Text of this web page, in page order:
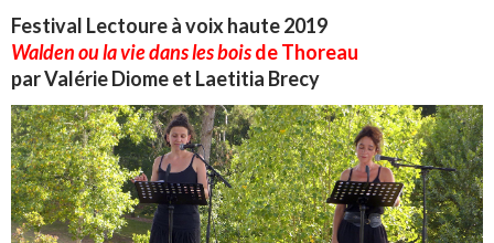
Festival Lectoure à voix haute 2019
Walden ou la vie dans les boisde Thoreau
par Valérie Diome et Laetitia Brecy